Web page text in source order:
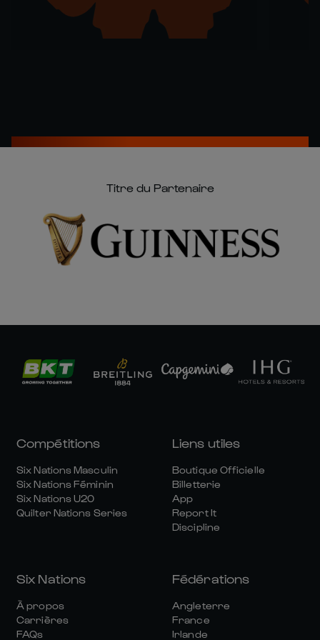
Titre du Partenaire
Compétitions
Six Nations Masculin
Six Nations Féminin
Six Nations U20
Quilter Nations Series
Liens utiles
Boutique Officielle
Billetterie
App
Report It
Discipline
Six Nations
À propos
Carrières
FAQs
Fédérations
Angleterre
France
Irlande